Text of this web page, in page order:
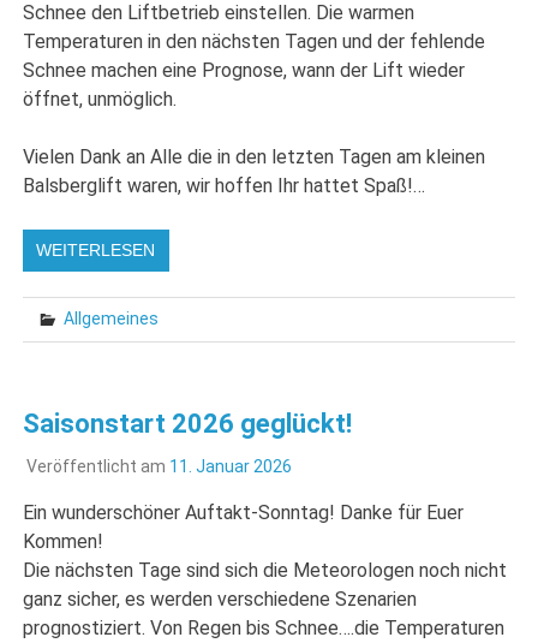
Schnee den Liftbetrieb einstellen. Die warmen
Temperaturen in den nächsten Tagen und der fehlende
Schnee machen eine Prognose, wann der Lift wieder
öffnet, unmöglich.
Vielen Dank an Alle die in den letzten Tagen am kleinen
Balsberglift waren, wir hoffen Ihr hattet Spaß!…
WEITERLESEN
Allgemeines
Saisonstart 2026 geglückt!
Veröffentlicht am 11. Januar 2026
Ein wunderschöner Auftakt-Sonntag! Danke für Euer
Kommen!
Die nächsten Tage sind sich die Meteorologen noch nicht
ganz sicher, es werden verschiedene Szenarien
prognostiziert. Von Regen bis Schnee….die Temperaturen